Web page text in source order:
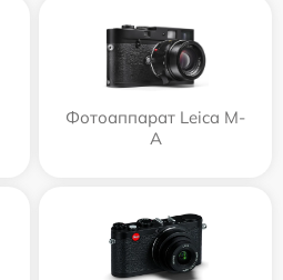
Фотоаппарат Leica M-
A